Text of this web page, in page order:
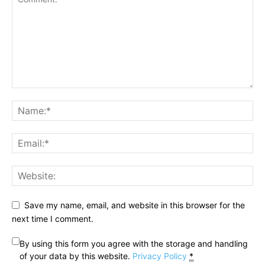
Save my name, email, and website in this browser for the
next time I comment.
By using this form you agree with the storage and handling
of your data by this website. Privacy Policy *